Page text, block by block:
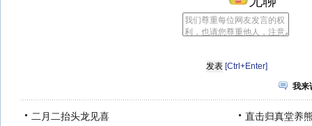
[Ctrl+Enter]
我来
二月二抬头龙见喜 直击归真堂养